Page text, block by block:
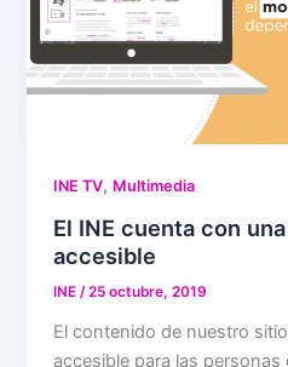
INE TV, Multimedia
El INE cuenta con
accesible
INE/25 octubre, 2019
El contenido de nuestro
accesible para las